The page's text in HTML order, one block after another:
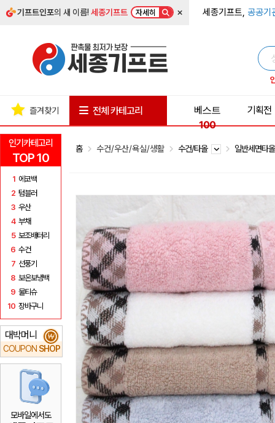
기프트인포의 새 이름!세종기프트 자세히 × 세종기프트, 공공기
인기카테고리
TOP 10
1 에코백
2 텀블러
3 우산
4 부채
5 보조배터리
6 수건
7 선풍기
8 보온보냉백
9 물티슈
10 장바구니
대박머니
COUPON SHOP
₩
모바일에서도
즐겨찾기 전체 카테고리
베스트
100
기획전
홈 수건/우산/욕실/생활 수건/타올 일반세면타